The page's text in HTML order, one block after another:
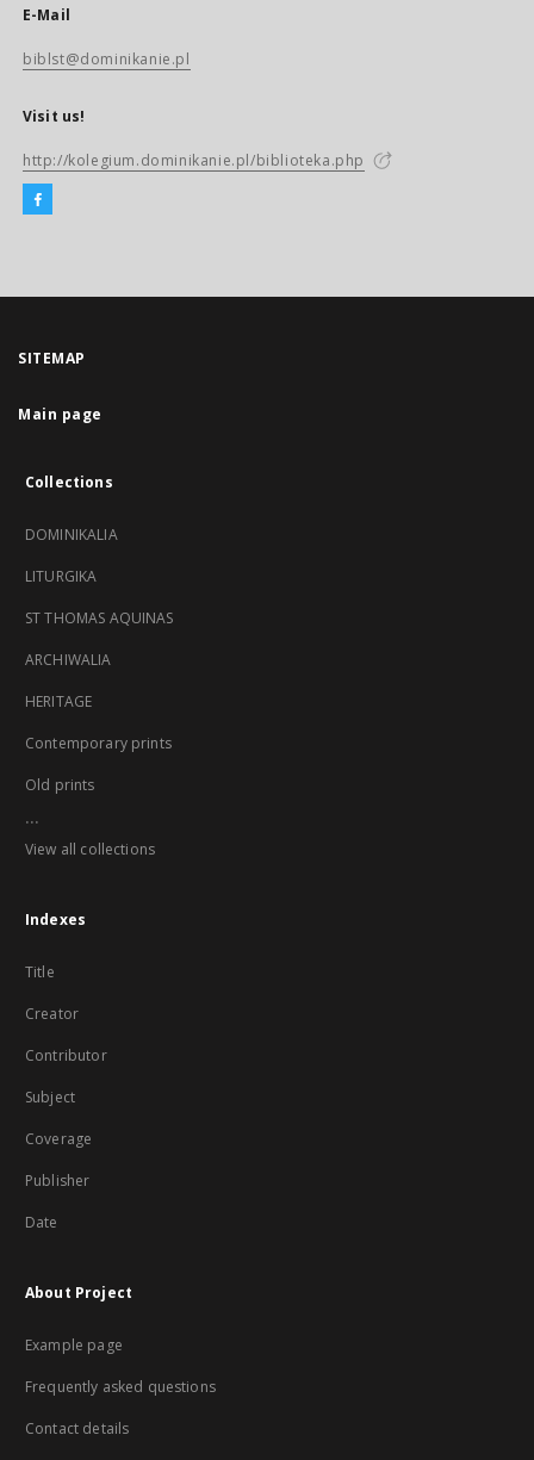
E-Mail
biblst@dominikanie.pl
Visit us!
http://kolegium.dominikanie.pl/biblioteka.php
SITEMAP
Main page
Collections
DOMINIKALIA
LITURGIKA
ST THOMAS AQUINAS
ARCHIWALIA
HERITAGE
Contemporary prints
Old prints
...
View all collections
Indexes
Title
Creator
Contributor
Subject
Coverage
Publisher
Date
About Project
Example page
Frequently asked questions
Contact details